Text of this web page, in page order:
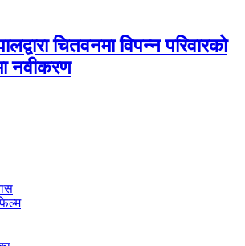
चितवनमा विपन्न परिवारको
नवीकरण